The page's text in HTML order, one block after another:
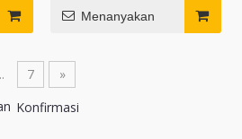
Menanyakan
7
»
Konfirmasi